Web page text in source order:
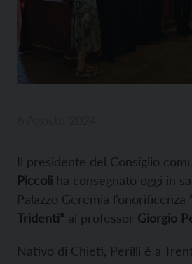
Il presidente del Consiglio
Piccoli ha consegnato oggi in
Palazzo Geremia l’onorificenza
Tridenti” al professor Giorgio
Nativo di Chieti, Perilli è a